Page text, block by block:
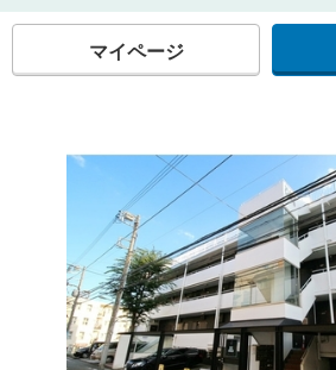
マイページ